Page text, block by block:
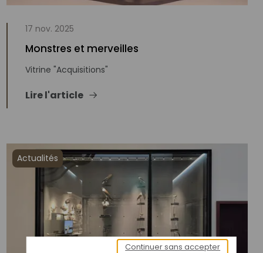
17 nov. 2025
Monstres et merveilles
Vitrine "Acquisitions"
Lire l'article
Actualités
Continuer sans accepter